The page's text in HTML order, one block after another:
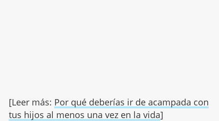
[Leer más: Por qué deberías ir de acampada con
tus hijos al menos una vez en la vida]